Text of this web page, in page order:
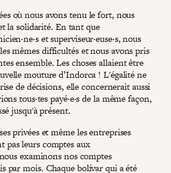
où nous avons tenu le fort, nous
la solidarité. En tant que
et superviseur·euse·s, nous
mêmes difficultés et nous avons pris
ensemble. Les choses allaient être
mouture d’Indorca ! L'égalité ne
de décisions, elle concernerait aussi
tous·tes payé·e·s de la même façon,
jusqu'à présent.
privées et même les entreprises
pas leurs comptes aux
examinons nos comptes
par mois. Chaque bolívar qui a été